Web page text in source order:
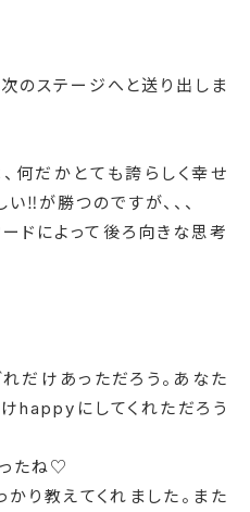
のステージへと送り出しま
何だかとても誇らしく幸せ
‼️が勝つのですが、、、
ドによって後ろ向きな思考
だけあっただろう。あなた
happyにしてくれただろう
たね♡
り教えてくれました。また